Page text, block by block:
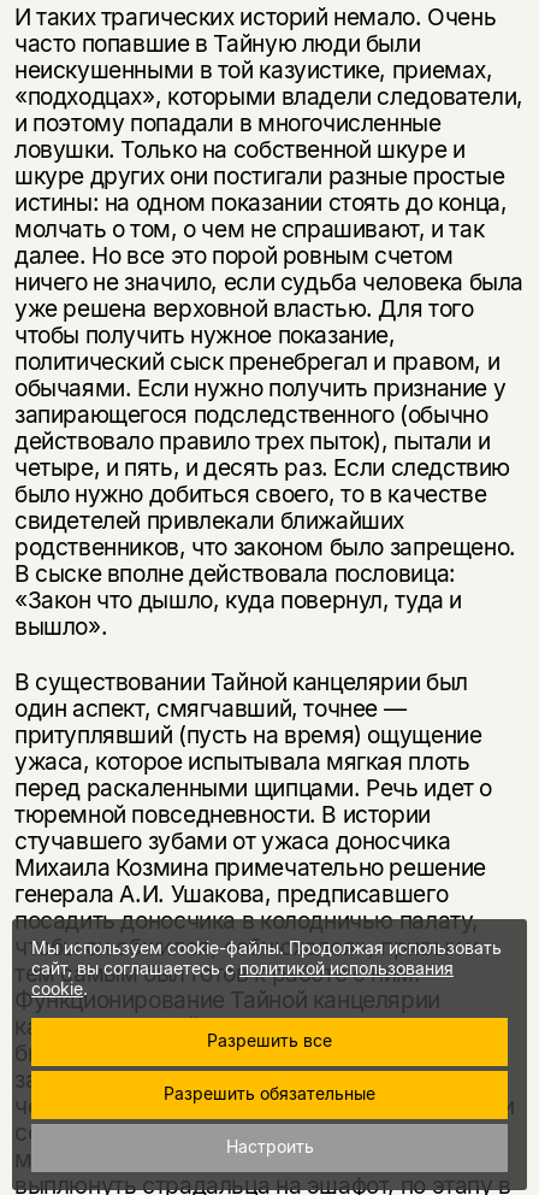
И таких трагических историй немало. Очень
часто попавшие в Тайную люди были
неискушенными в той казуистике, приемах,
«подходцах», которыми владели следователи,
и поэтому попадали в многочисленные
ловушки. Только на собственной шкуре и
шкуре других они постигали разные простые
истины: на одном показании стоять до конца,
молчать о том, о чем не спрашивают, и так
далее. Но все это порой ровным счетом
ничего не значило, если судьба человека была
уже решена верховной властью. Для того
чтобы получить нужное показание,
политический сыск пренебрегал и правом, и
обычаями. Если нужно получить признание у
запирающегося подследственного (обычно
действовало правило трех пыток), пытали и
четыре, и пять, и десять раз. Если следствию
было нужно добиться своего, то в качестве
свидетелей привлекали ближайших
родственников, что законом было запрещено.
В сыске вполне действовала пословица:
«Закон что дышло, куда повернул, туда и
вышло».
В существовании Тайной канцелярии был
один аспект, смягчавший, точнее —
притуплявший (пусть на время) ощущение
ужаса, которое испытывала мягкая плоть
перед раскаленными щипцами. Речь идет о
тюремной повседневности. В истории
стучавшего зубами от ужаса доносчика
Михаила Козмина примечательно решение
генерала А.И. Ушакова, предписавшего
посадить доносчика в колодничью палату,
чтобы он обжился, «обнюхался», привык и
тем самым был готов к работе с ним.
Функционирование Тайной канцелярии
кажется работой медлительного
бюрократического механизма, который,
захватив как бы за рукав попавшего в него
человека, медленно втаскивал в свое нутро и
со скрипом, остановками, тянувшимися
месяцами, перемалывал его, чтобы потом
выплюнуть страдальца на эшафот, по этапу в
Мы используем cookie-файлы. Продолжая использовать
сайт, вы соглашаетесь сполитикой использования
cookie.
Разрешить все
Разрешить обязательные
Настроить